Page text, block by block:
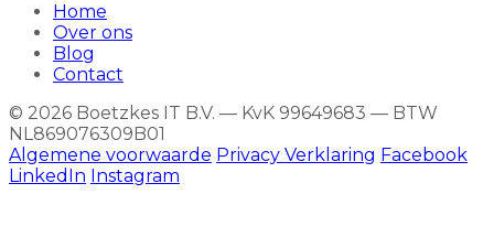
Home
Over ons
Blog
Contact
© 2026 Boetzkes IT B.V. — KvK 99649683 — BTW
NL869076309B01
Algemene voorwaarde Privacy Verklaring Facebook
LinkedIn Instagram